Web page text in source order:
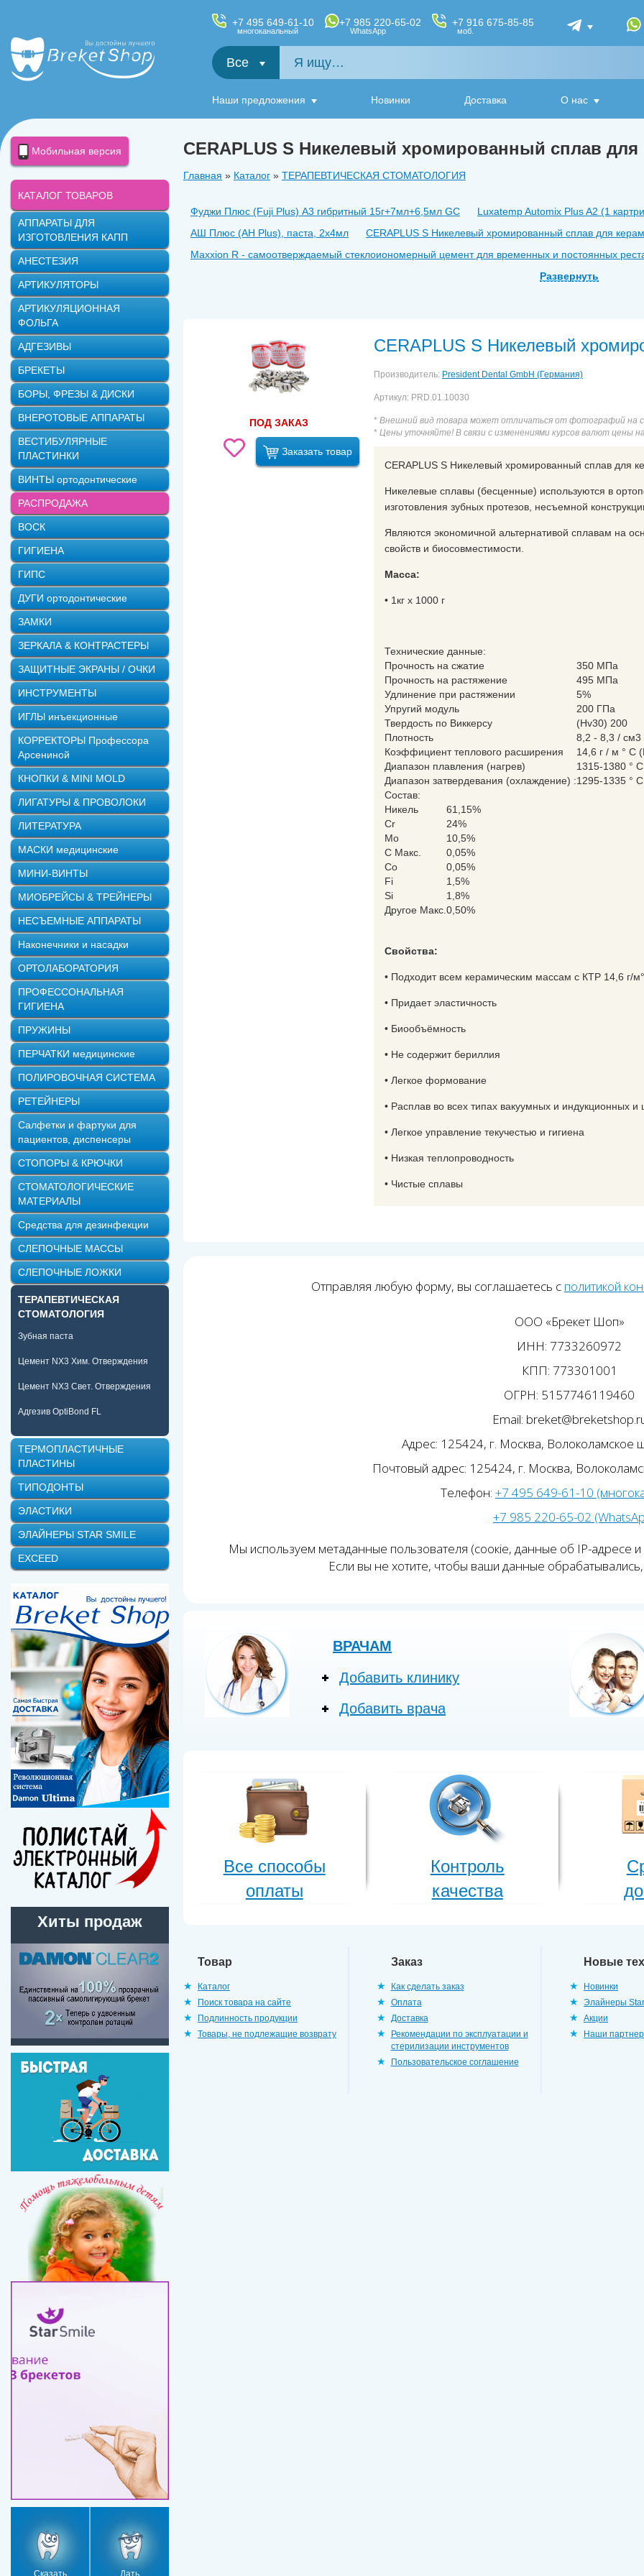
+7 495 649-61-10
многоканальный
+7 985 220-65-02
WhatsApp
+7 916 675-85-85
моб.
Все
Наши предложения Новинки Доставка О нас
CERAPLUS S Никелевый хромированный сплав для
Главная » Каталог » ТЕРАПЕВТИЧЕСКАЯ СТОМАТОЛОГИЯ
Фуджи Плюс (Fuji Plus) A3 гибритный 15г+7мл+6,5мл GC
Luxatemp Automix Plus A2 (1
АШ Плюс (AH Plus), паста, 2х4мл
CERAPLUS S Никелевый хромированный сплав для
Maxxion R - самоотверждаемый стеклоиономерный цемент для временных и постоянных
Клинья светопроводящие 100
Эндомотор со встроенным апекслокатором Endo Radar
Апекслокатор DPEX III
Адгезив
Адгезив Prime&Bond universal. 2,5 мл
Внутриканальное отбеливание Opalescense Endo Refil/Опалисценс Эндо Рефил
Герметик Фиссулайт /набор/1 мл +1 мл + 1 мл
Развернуть
ПОД ЗАКАЗ
Заказать товар
CERAPLUS S Никелевый
Производитель: President Dental GmbH (Германия)
Артикул: PRD.01.10030
* Внешний вид товара может отличаться от фотографий на
* Цены уточняйте! В связи с изменениями курсов валют цены
CERAPLUS S Никелевый хромированный сплав для
Никелевые сплавы (бесценные) используются в
изготовления зубных протезов, несъемной
Являются экономичной альтернативой сплавам на
свойств и биосовместимости.
Масса:
• 1кг x 1000 г
Технические данные:
Прочность на сжатие
350 МПа
Прочность на растяжение
495 МПа
Удлинение при растяжении
5%
Упругий модуль
200 ГПа
Твердость по Виккерсу
(Hv30) 200
Плотность
8,2 - 8,3 / см3
Коэффициент теплового расширения
14,6 г / м ° C
Диапазон плавления (нагрев)
1315-1380 ° C
Диапазон затвердевания (охлаждение) :1295-1335 ° C
Состав:
Никель
61,15%
Cr
24%
Mo
10,5%
C Макс.
0,05%
Co
0,05%
Fi
1,5%
Si
1,8%
Другое Макс. 0,50%
Свойства:
• Подходит всем керамическим массам с КТР 14,6 г/м°
• Придает эластичность
• Биообъёмность
• Не содержит бериллия
• Легкое формование
• Расплав во всех типах вакуумных и индукционных
• Легкое управление текучестью и гигиена
• Низкая теплопроводность
• Чистые сплавы
Отправляя любую форму, вы соглашаетесь с политикой
ООО «Брекет Шоп»
ИНН: 7733260972
КПП: 773301001
ОГРН: 5157746119460
Email:
Адрес: 125424, г. Москва, Волоколамское
Почтовый адрес: 125424, г. Москва,
Телефон: +7 495 649-61-10
+7 985 220-65-02
Мы используем метаданные пользователя (соокіе, данные об IP-адресе
Если вы не хотите, чтобы ваши данные обрабатывались,
ВРАЧАМ
Добавить клинику
Добавить врача
Все способы
оплаты
Контроль
качества
Товар
Каталог
Поиск товара на сайте
Подлинность продукции
Товары, не подлежащие возврату
Заказ
Как сделать заказ
Оплата
Доставка
Рекомендации по эксплуатации и
стерилизации инструментов
Пользовательское соглашение
Новые
Новинки
Элайнеры
Акции
Наши
Мобильная версия
КАТАЛОГ ТОВАРОВ
АППАРАТЫ ДЛЯ
ИЗГОТОВЛЕНИЯ КАПП
АНЕСТЕЗИЯ
АРТИКУЛЯТОРЫ
АРТИКУЛЯЦИОННАЯ
ФОЛЬГА
АДГЕЗИВЫ
БРЕКЕТЫ
БОРЫ, ФРЕЗЫ & ДИСКИ
ВНЕРОТОВЫЕ АППАРАТЫ
ВЕСТИБУЛЯРНЫЕ
ПЛАСТИНКИ
ВИНТЫ ортодонтические
РАСПРОДАЖА
ВОСК
ГИГИЕНА
ГИПС
ДУГИ ортодонтические
ЗАМКИ
ЗЕРКАЛА & КОНТРАСТЕРЫ
ЗАЩИТНЫЕ ЭКРАНЫ / ОЧКИ
ИНСТРУМЕНТЫ
ИГЛЫ инъекционные
КОРРЕКТОРЫ Профессора
Арсениной
КНОПКИ & MINI MOLD
ЛИГАТУРЫ & ПРОВОЛОКИ
ЛИТЕРАТУРА
МАСКИ медицинские
МИНИ-ВИНТЫ
МИОБРЕЙСЫ & ТРЕЙНЕРЫ
НЕСЪЕМНЫЕ АППАРАТЫ
Наконечники и насадки
ОРТОЛАБОРАТОРИЯ
ПРОФЕССОНАЛЬНАЯ
ГИГИЕНА
ПРУЖИНЫ
ПЕРЧАТКИ медицинские
ПОЛИРОВОЧНАЯ СИСТЕМА
РЕТЕЙНЕРЫ
Салфетки и фартуки для
пациентов, диспенсеры
СТОПОРЫ & КРЮЧКИ
СТОМАТОЛОГИЧЕСКИЕ
МАТЕРИАЛЫ
Средства для дезинфекции
СЛЕПОЧНЫЕ МАССЫ
СЛЕПОЧНЫЕ ЛОЖКИ
ТЕРАПЕВТИЧЕСКАЯ
СТОМАТОЛОГИЯ
Зубная паста
Цемент NX3 Хим. Отверждения
Цемент NX3 Свет. Отверждения
Адгезив OptiBond FL
ТЕРМОПЛАСТИЧНЫЕ
ПЛАСТИНЫ
ТИПОДОНТЫ
ЭЛАСТИКИ
ЭЛАЙНЕРЫ STAR SMILE
EXCEED
Хиты продаж
Сказать Дать